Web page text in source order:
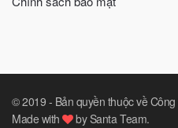
© 2019 - Bản quyền thuộc về
Made with
by Santa Team.